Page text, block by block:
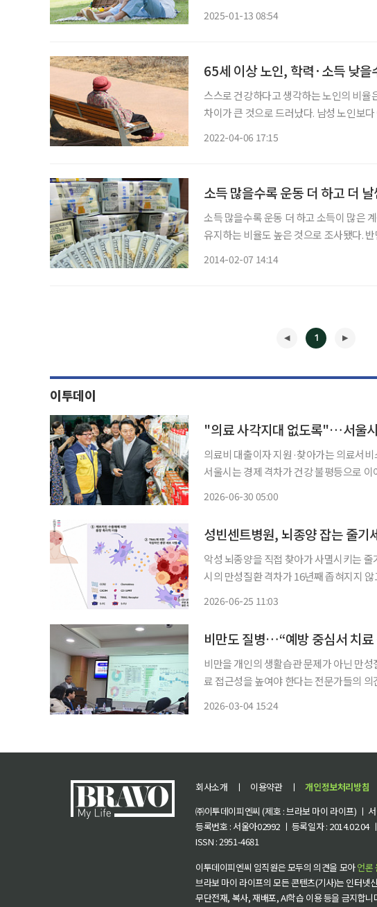
2025-01-13 08:54
65세 이상 노인, 학력·소득 낮을
스스로 건강하다고 생각하는 노인의 비
차이가 큰 것으로 드러났다. 남성 노인보
2022-04-06 17:15
소득 많을수록 운동 더 하고 더
소득 많을수록 운동 더 하고 소득이 많은 계층일수록 운동을 더 많이 하고 그만큼 정상 체중을
유지하는 비율도 높은 것으로 조사됐다.
2014-02-07 14:14
1
이투데이
의료비 대출이자 지원·찾아가는 의료서
서울시는 경제 격차가 건강 불평등으로
2026-06-30 05:00
악성 뇌종양을 직접 찾아가 사멸시키는
시의 만성질환 격차가 16년째 좁혀지지
2026-06-25 11:03
비만도 질병…“예방 중심서 치
비만을 개인의 생활습관 문제가 아닌 만
료 접근성을 높여야 한다는 전문가들의 의견이 제기됐다. 대한비만
2026-03-04 15:24
회사소개 ㅣ 이용약관 ㅣ 개인정보처리방침
㈜이투데이피엔씨 (제호 : 브라보 마이 라이프) ㅣ
등록번호 : 서울아02992 ㅣ 등록일자 : 2014.02.04
ISSN : 2951-4681
이투데이피엔씨 임직원은 모두의 의견을 모아언론
브라보 마이 라이프의 모든 콘텐츠(기사)는 인터넷
무단전재, 복사, 재배포, AI학습 이용 등을 금지합니